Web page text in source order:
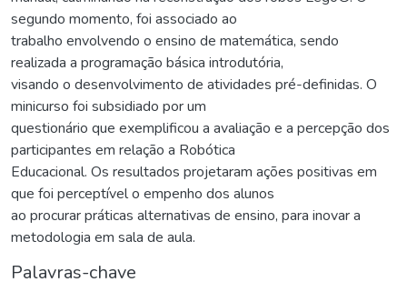
segundo momento, foi associado ao
trabalho envolvendo o ensino de matemática, sendo
realizada a programação básica introdutória,
visando o desenvolvimento de atividades pré-definidas. O
minicurso foi subsidiado por um
questionário que exemplificou a avaliação e a percepção dos
participantes em relação a Robótica
Educacional. Os resultados projetaram ações positivas em
que foi perceptível o empenho dos alunos
ao procurar práticas alternativas de ensino, para inovar a
metodologia em sala de aula.
Palavras-chave